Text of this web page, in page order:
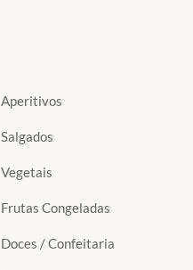
Aperitivos
Salgados
Vegetais
Frutas Congeladas
Doces / Confeitaria